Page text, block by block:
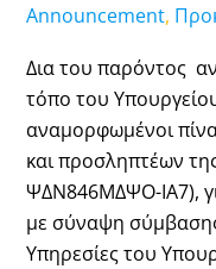
Announcement,
Δια του παρόντος
τόπο του
αναμορφωμένοι
και προσληπτέων
ΨΔΝ846ΜΔΨΟ-ΙΑ7),
με σύναψη
Υπηρεσίες του